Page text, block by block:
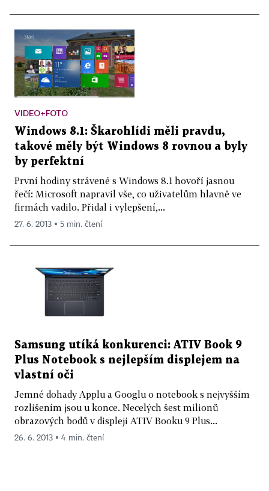
VIDEO+FOTO
Windows 8.1: Škarohlídi měli pravdu,
takové měly být Windows 8 rovnou a byly
by perfektní
První hodiny strávené s Windows 8.1 hovoří jasnou
řečí: Microsoft napravil vše, co uživatelům hlavně ve
firmách vadilo. Přidal i vylepšení,...
27. 6. 2013 ▪ 5 min. čtení
Samsung utíká konkurenci: ATIV Book 9
Plus Notebook s nejlepším displejem na
vlastní oči
Jemné dohady Applu a Googlu o notebook s nejvyšším
rozlišením jsou u konce. Necelých šest milionů
obrazových bodů v displeji ATIV Booku 9 Plus...
26. 6. 2013 ▪ 4 min. čtení